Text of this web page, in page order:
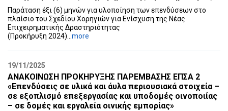
Παράταση έξι (6) μηνών για υλοποίηση των επενδύσεων στο
πλαίσιο του ‎Σχεδίου Χορηγιών για Ενίσχυση της Νέας
Επιχειρηματικής Δραστηριότητας ‎
‎(Προκήρυξη 2024)‎... more
19/11/2025
ΑΝΑΚΟΙΝΩΣΗ ΠΡΟΚΗΡΥΞΗΣ ΠΑΡΕΜΒΑΣΗΣ ΕΠΣΑ 2‎
‎«Επενδύσεις σε υλικά και άυλα περιουσιακά στοιχεία –
σε εξοπλισμό επεξεργασίας και ‎υποδομές οινοποιίας
– σε δομές και εργαλεία οινικής εμπορίας»‎